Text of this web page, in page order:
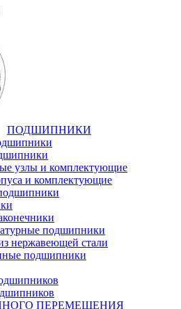
ПОДШИПНИКИ
узлы и комплектующие
и комплектующие
подшипники
нержавеющей стали
подшипники
ПЕРЕМЕЩЕНИЯ